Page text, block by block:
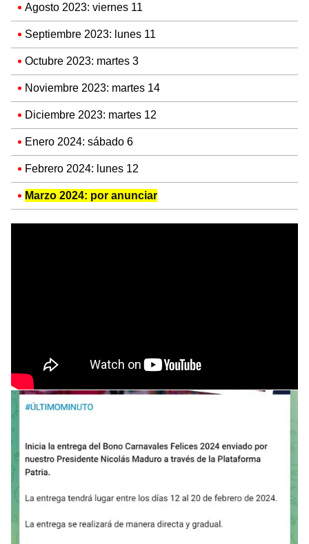
Agosto 2023: viernes 11
Septiembre 2023: lunes 11
Octubre 2023: martes 3
Noviembre 2023: martes 14
Diciembre 2023: martes 12
Enero 2024: sábado 6
Febrero 2024: lunes 12
Marzo 2024: por anunciar